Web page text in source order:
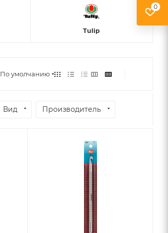
Tulip
По умолчанию
Вид Производитель
0